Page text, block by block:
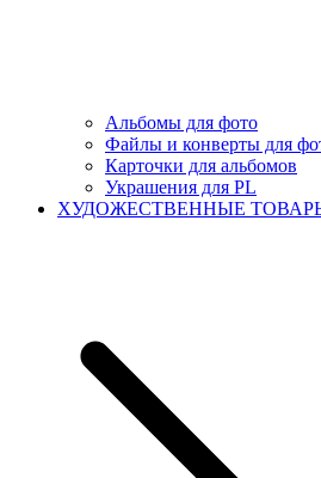
Альбомы для фото
Файлы и конверты для
Карточки для альбомов
Украшения для PL
ХУДОЖЕСТВЕННЫЕ